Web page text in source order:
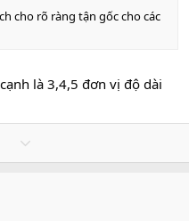
cho rõ ràng tận gốc cho các
là 3,4,5 đơn vị độ dài
o